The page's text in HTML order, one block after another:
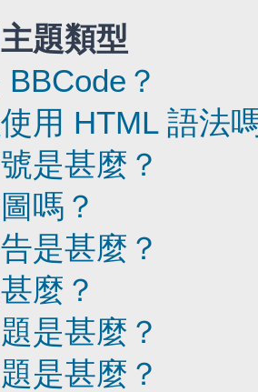
題類型
？
用 HTML 語法
是甚麼？
嗎？
是甚麼？
麼？
是甚麼？
是甚麼？